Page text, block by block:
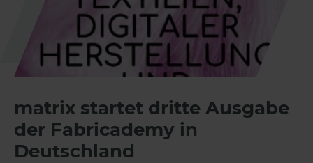
matrix startet dritte Ausgabe
der Fabricademy in
Deutschland